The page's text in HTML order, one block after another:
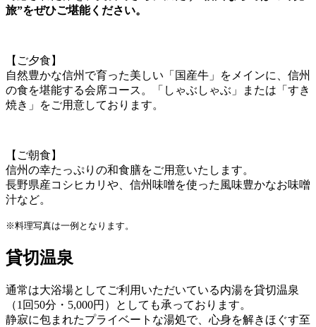
旅”をぜひご堪能ください。
【ご夕食】
自然豊かな信州で育った美しい「国産牛」をメインに、信州
の食を堪能する会席コース。「しゃぶしゃぶ」または「すき
焼き」をご用意しております。
【ご朝食】
信州の幸たっぷりの和食膳をご用意いたします。
長野県産コシヒカリや、信州味噌を使った風味豊かなお味噌
汁など。
※料理写真は一例となります。
貸切温泉
通常は大浴場としてご利用いただいている内湯を貸切温泉
（1回50分・5,000円）としても承っております。
静寂に包まれたプライベートな湯処で、心身を解きほぐす至